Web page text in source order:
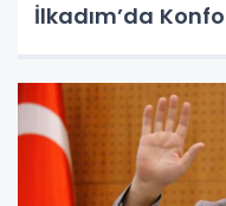
İlkadım’da